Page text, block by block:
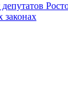
законах